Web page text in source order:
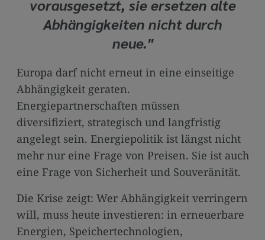
vorausgesetzt, sie ersetzen alte
Abhängigkeiten nicht durch
neue."
Europa darf nicht erneut in eine einseitige
Abhängigkeit geraten.
Energiepartnerschaften müssen
diversifiziert, strategisch und langfristig
angelegt sein. Energiepolitik ist längst nicht
mehr nur eine Frage von Preisen. Sie ist auch
eine Frage von Sicherheit und Souveränität.
Die Krise zeigt: Wer Abhängigkeit verringern
will, muss heute investieren: in erneuerbare
Energien, Speichertechnologien,